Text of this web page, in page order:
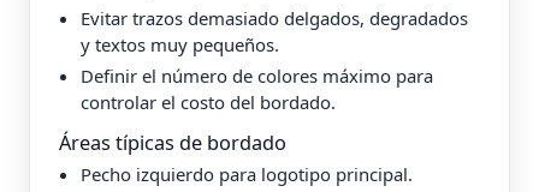
Evitar trazos demasiado delgados, degradados
y textos muy pequeños.
Definir el número de colores máximo para
controlar el costo del bordado.
Áreas típicas de bordado
Pecho izquierdo para logotipo principal.